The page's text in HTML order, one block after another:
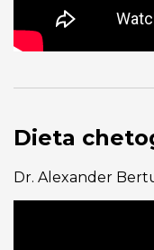
Dieta
Dr. Alexander